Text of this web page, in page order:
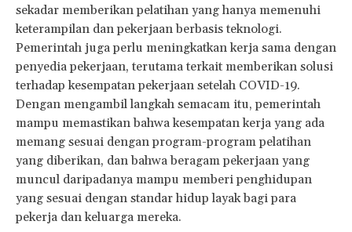
sekadar memberikan pelatihan yang hanya memenuhi
keterampilan dan pekerjaan berbasis teknologi.
Pemerintah juga perlu meningkatkan kerja sama dengan
penyedia pekerjaan, terutama terkait memberikan solusi
terhadap kesempatan pekerjaan setelah COVID-19.
Dengan mengambil langkah semacam itu, pemerintah
mampu memastikan bahwa kesempatan kerja yang ada
memang sesuai dengan program-program pelatihan
yang diberikan, dan bahwa beragam pekerjaan yang
muncul daripadanya mampu memberi penghidupan
yang sesuai dengan standar hidup layak bagi para
pekerja dan keluarga mereka.